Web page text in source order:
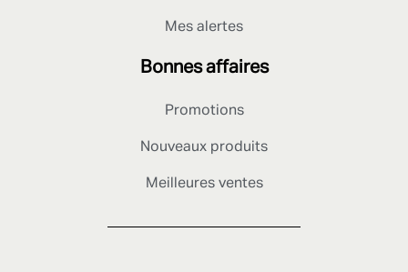
Mes alertes
Bonnes affaires
Promotions
Nouveaux produits
Meilleures ventes